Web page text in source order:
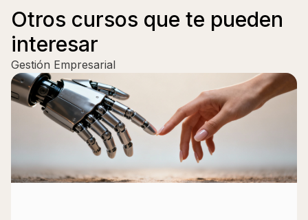
Otros cursos que te pueden
interesar
Gestión Empresarial